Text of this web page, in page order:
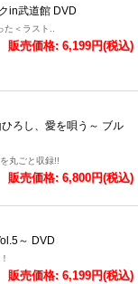
in武道館 DVD
＜ラスト..
販売価格: 6,199円(税込)
ろし、愛を唄う～ ブル
丸ごと収録!!
販売価格: 6,800円(税込)
～ DVD
販売価格: 6,199円(税込)